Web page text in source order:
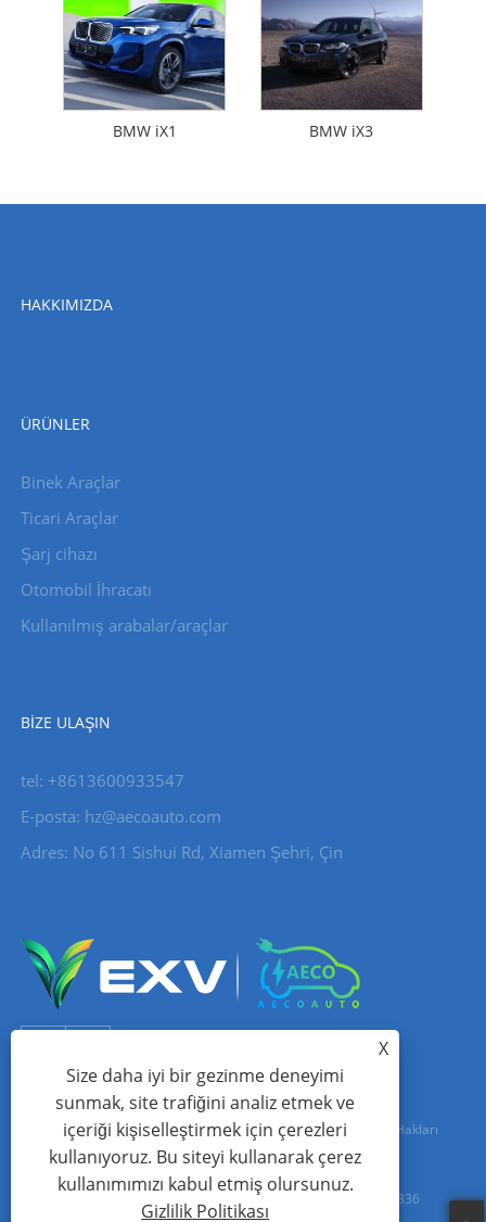
BMW iX1 BMW iX3
HAKKIMIZDA
ÜRÜNLER
Binek Araçlar
Ticari Araçlar
Şarj cihazı
Otomobil İhracatı
Kullanılmış arabalar/araçlar
BIZE ULAŞIN
tel: +8613600933547
E-posta: hz@aecoauto.com
Adres: No 611 Sishui Rd, Xiamen Şehri, Çin
Telif Hakkı © 2024 Xiamen Aecoauto Technology Co., Ltd. Tüm Hakları
Saklıdır.
TIANYU AĞI jack Lin:+86-15559188336
X
Size daha iyi bir gezinme deneyimi
sunmak, site trafiğini analiz etmek ve
içeriği kişiselleştirmek için çerezleri
kullanıyoruz. Bu siteyi kullanarak çerez
kullanımımızı kabul etmiş olursunuz.
Gizlilik Politikası